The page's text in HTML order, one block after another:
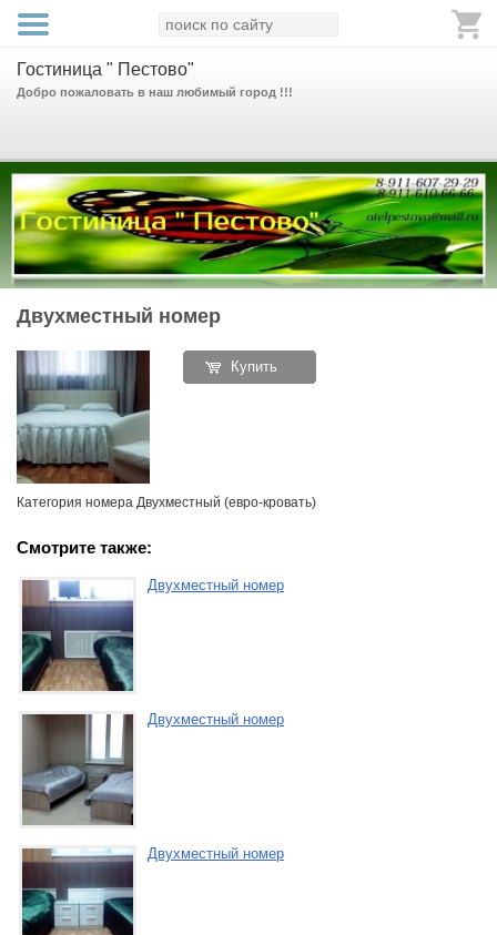
Гостиница " Пестово"
Добро пожаловать в наш любимый город !!!
Двухместный номер
Купить
Категория номера Двухместный (евро-кровать)
Смотрите также:
Двухместный номер
Двухместный номер
Двухместный номер